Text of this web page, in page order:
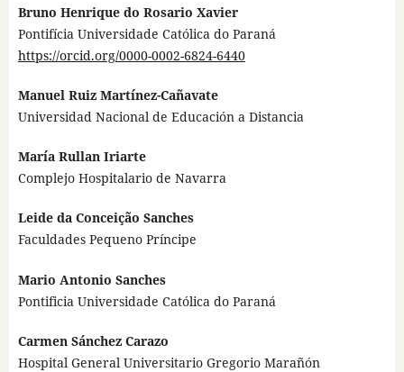
Bruno Henrique do Rosario Xavier
Pontifícia Universidade Católica do Paraná
https://orcid.org/0000-0002-6824-6440
Manuel Ruiz Martínez-Cañavate
Universidad Nacional de Educación a Distancia
María Rullan Iriarte
Complejo Hospitalario de Navarra
Leide da Conceição Sanches
Faculdades Pequeno Príncipe
Mario Antonio Sanches
Pontificia Universidade Católica do Paraná
Carmen Sánchez Carazo
Hospital General Universitario Gregorio Marañón